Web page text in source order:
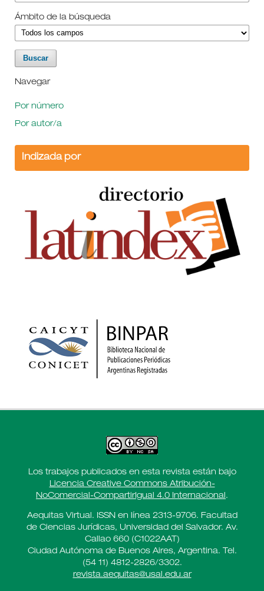
Ámbito de la búsqueda
Navegar
Por número
Por autor/a
Indizada por
Los trabajos publicados en esta revista están bajo
Licencia Creative Commons Atribución-
NoComercial-CompartirIgual 4.0 Internacional .
Aequitas Virtual. ISSN en línea 2313-9706. Facultad
de Ciencias Jurídicas, Universidad del Salvador. Av.
Callao 660 (C1022AAT)
Ciudad Autónoma de Buenos Aires, Argentina. Tel.
(54 11) 4812-2826/3302.
revista.aequitas@usal.edu.ar